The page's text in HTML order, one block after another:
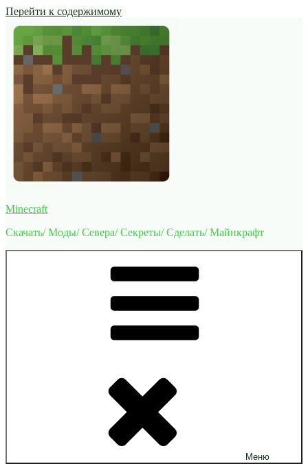
Перейти к содержимому
Minecraft
Скачать/ Моды/ Севера/ Секреты/ Сделать/ Майнкрафт
Меню